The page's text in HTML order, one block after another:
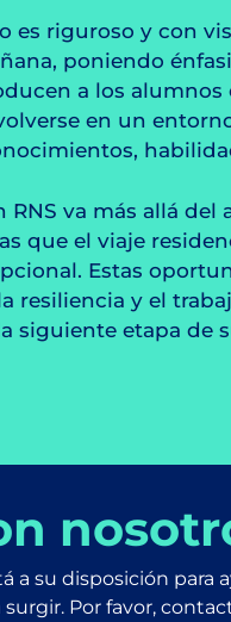
es riguroso y con
poniendo
a los alumnos
en un
RNS va más allá
que el viaje
Estas
resiliencia y el
siguiente etapa de
a su disposición para
Por favor,